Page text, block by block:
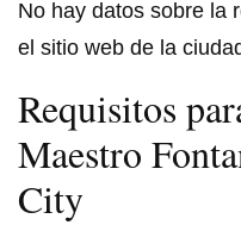
No hay datos sobre la
el sitio web de la
Requisitos
Maestro
City